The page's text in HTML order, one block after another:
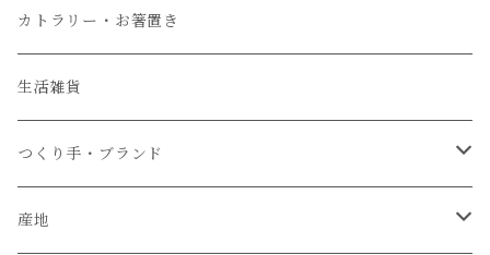
小皿
カトラリー・お箸置き
生活雑貨
つくり手・ブランド
石井菜摘
産地